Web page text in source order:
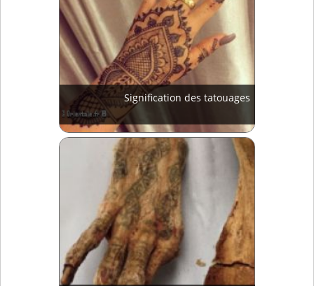
Signification des tatouages